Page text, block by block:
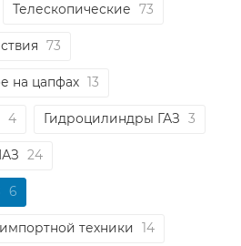
Телескопические 73
73
на цапфах 13
4 Гидроцилиндры ГАЗ 3
24
6
техники 14